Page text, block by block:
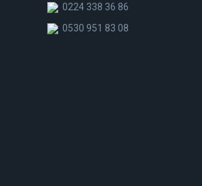
0224 338 36 86
0530 951 83 08